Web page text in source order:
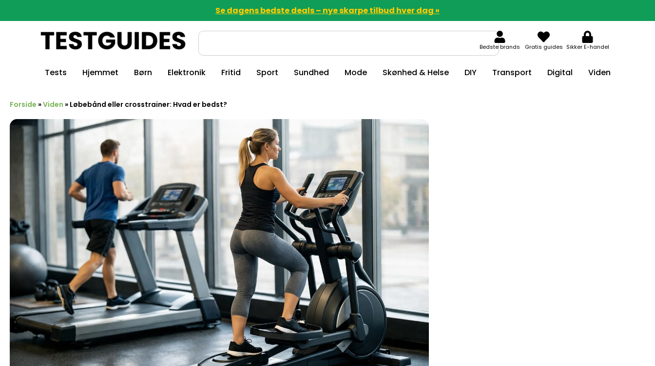
Se dagens bedste deals – nye skarpe tilbud hver dag »
Bedste brands Gratis guides Sikker E-handel
Tests Hjemmet Børn Elektronik Fritid Sport Sundhed Mode Skønhed & Helse DIY Transport Digital Viden
Forside »Viden » Løbebånd eller crosstrainer: Hvad er bedst?